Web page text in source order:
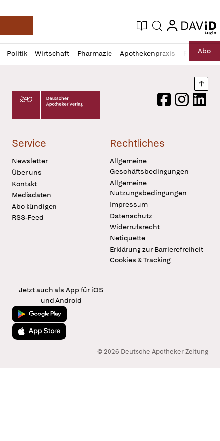
Deutsche Apotheker Zeitung
Aktuelle Ausgabe
Suche login
login
Politik Wirtschaft Pharmazie Apothekenpraxis RechtAbo
Profil
öffnen
Daz
Pur
Deutscher Apotheker Verlag Logo
FacebookInstagram
Service
Newsletter
Über uns
Kontakt
Mediadaten
Abo kündigen
RSS-Feed
Rechtliches
Allgemeine
Geschäftsbedingungen
Allgemeine
Nutzungsbedingungen
Impressum
Datenschutz
Widerrufsrecht
Netiquette
Erklärung zur Barrierefreiheit
Cookies & Tracking
Jetzt auch als App für iOS
und Android
Jetzt bei Google Play
Laden im App Store
© 2026 Deutsche Apotheker Zeitung